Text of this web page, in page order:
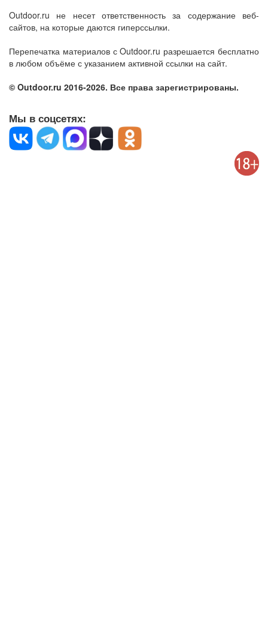
Outdoor.ru не несет ответственность за содержание веб-
сайтов, на которые даются гиперссылки.
Перепечатка материалов с Outdoor.ru разрешается бесплатно
в любом объёме с указанием активной ссылки на сайт.
© Outdoor.ru 2016-2026. Все права зарегистрированы.
Мы в соцсетях: